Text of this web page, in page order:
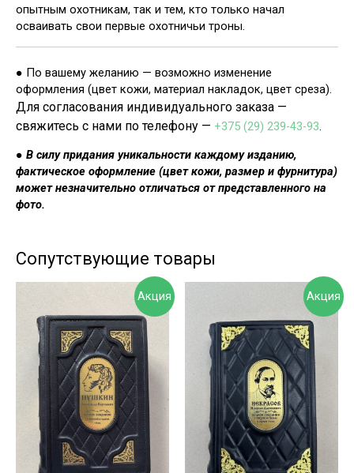
опытным охотникам, так и тем, кто только начал
осваивать свои первые охотничьи троны.
● По вашему желанию — возможно изменение
оформления (цвет кожи, материал накладок, цвет среза).
Для согласования индивидуального заказа —
свяжитесь с нами по телефону — +375 (29) 239-43-93
● В силу придания уникальности каждому изданию,
фактическое оформление (цвет кожи, размер и фурнитура)
может незначительно отличаться от представленного на
фото.
Сопутствующие товары
Акция Акция